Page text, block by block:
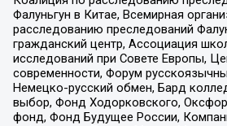
Фалуньгун в Китае, Всемирная
расследованию преследований
гражданский центр, Ассоциация
исследований при Совете Европы,
современности, Форум
Немецко-русский обмен, Бард
выбор, Фонд Ходорковского,
фонд, Фонд Будущее России,